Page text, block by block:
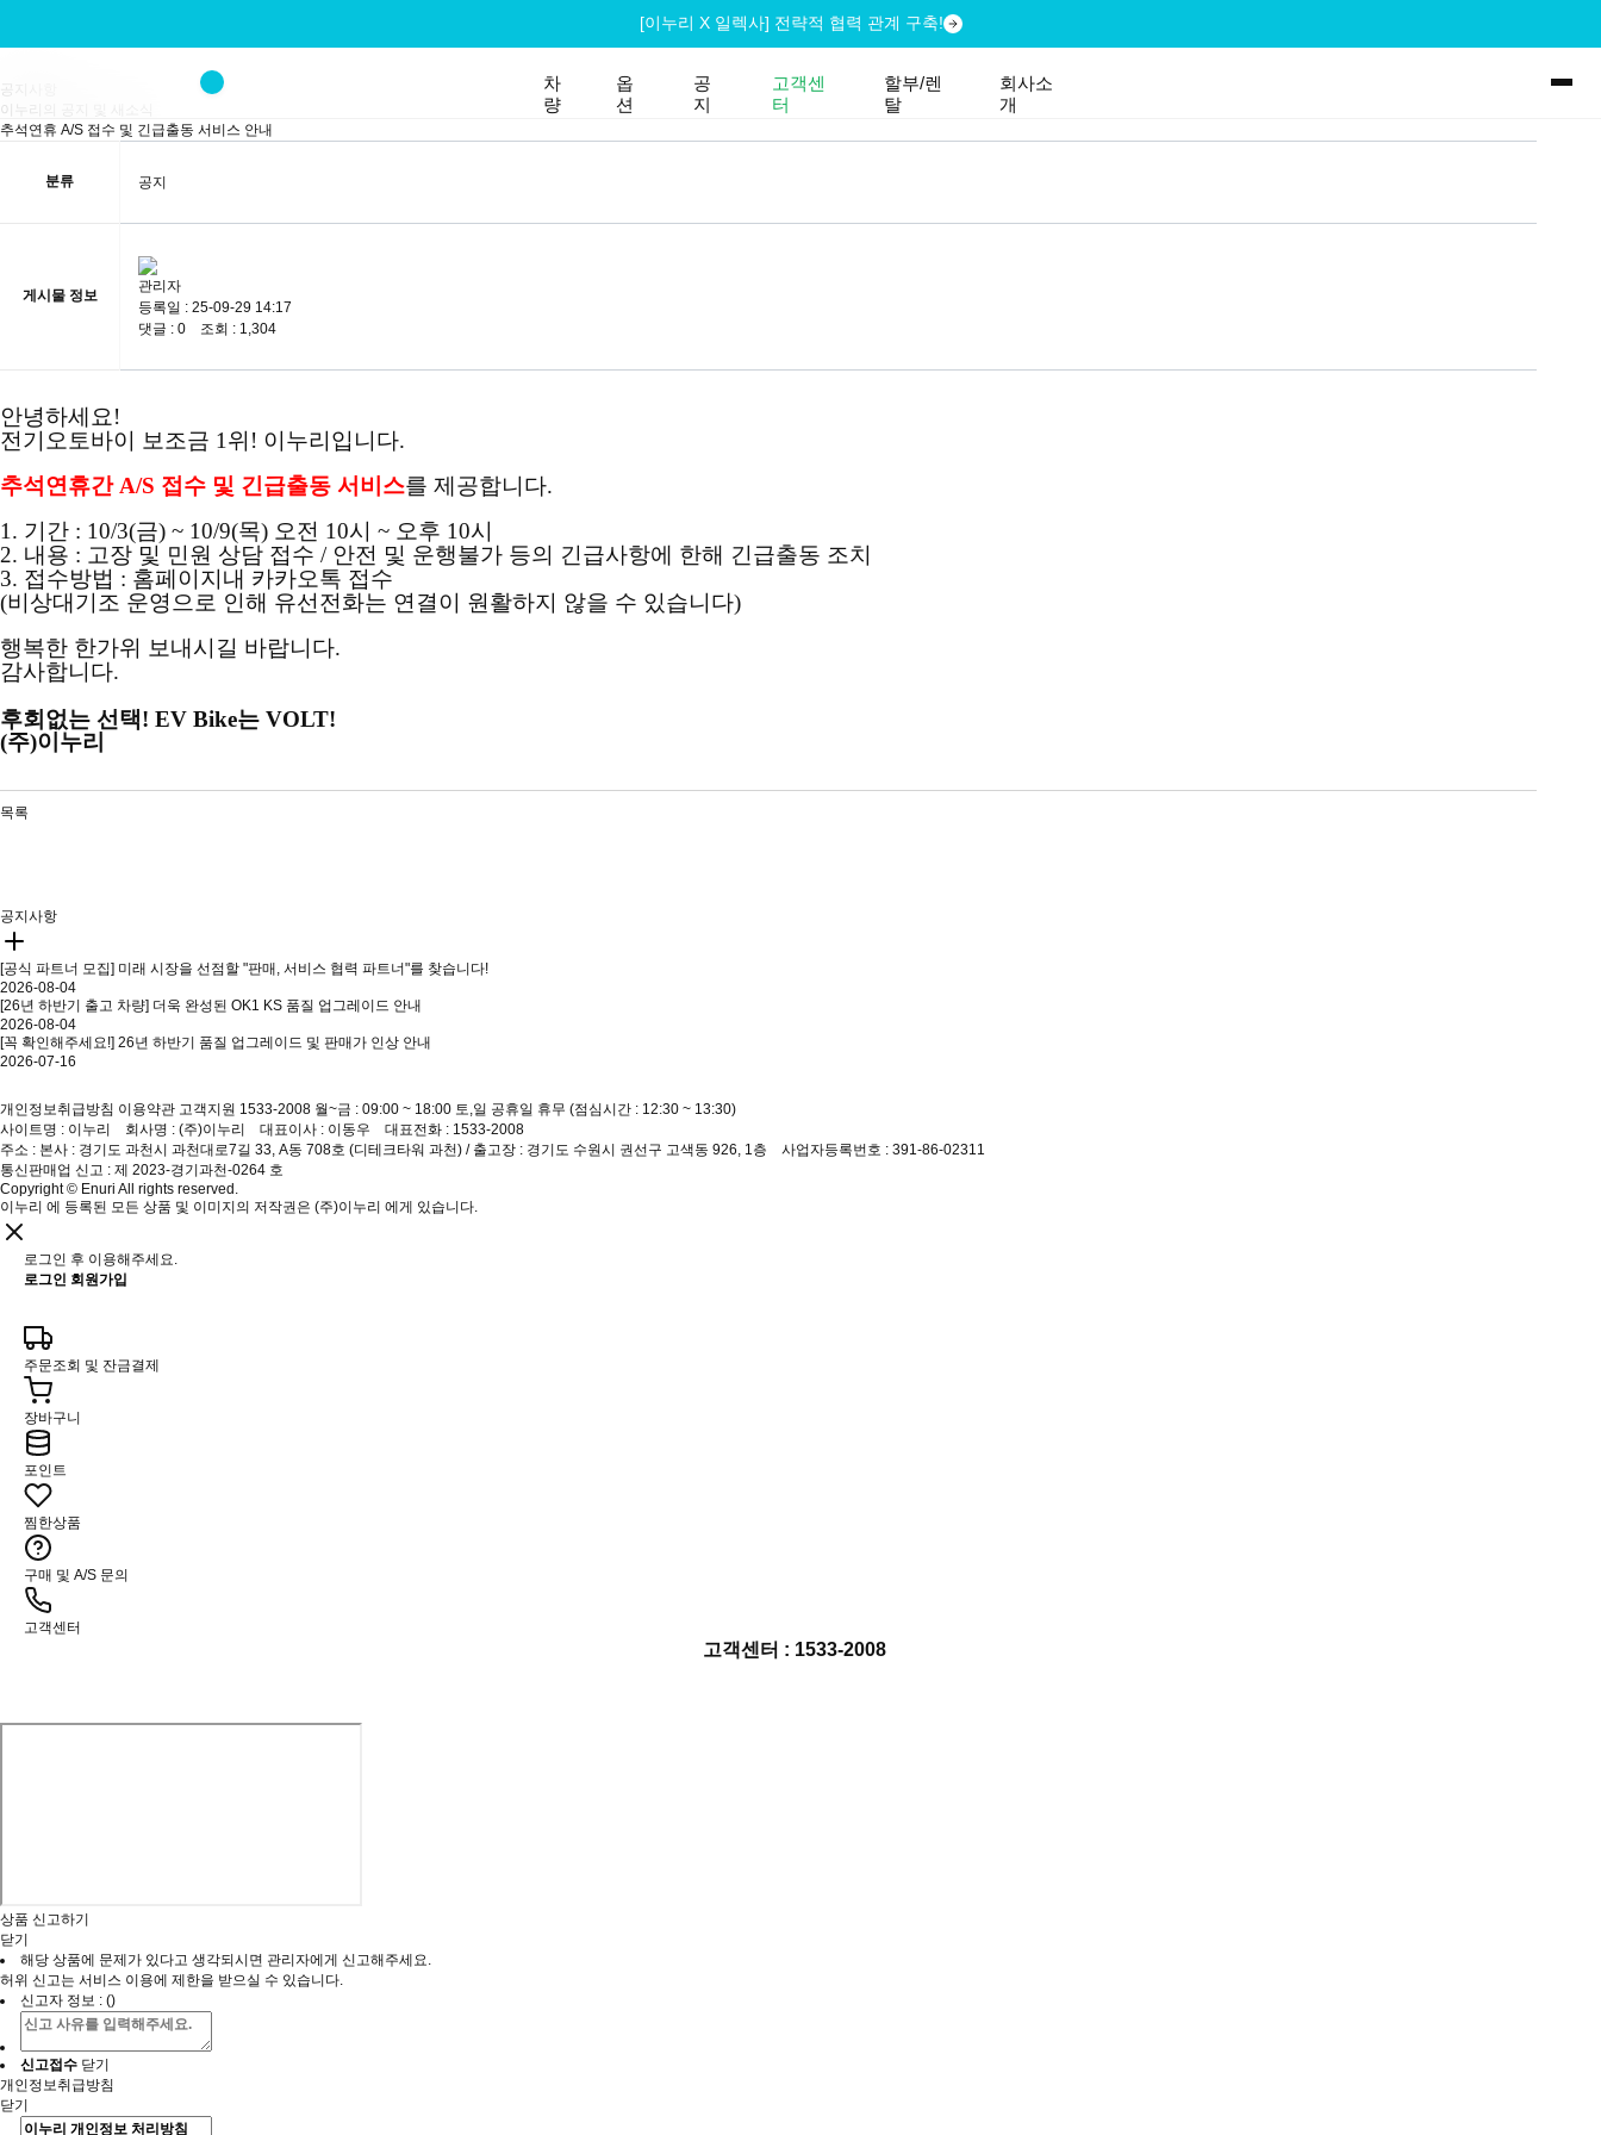
[이누리 X 일렉사] 전략적 협력 관계 구축!
차
량
옵
션
공
지
고객센
터
할부/렌
탈
회사소
개
공지사항
이누리의 공지 및 새소식
추석연휴 A/S 접수 및 긴급출동 서비스 안내
분류 공지
게시물 정보
관리자
등록일 : 25-09-29 14:17
댓글 : 0 조회 : 1,304
안녕하세요!
전기오토바이 보조금 1위! 이누리입니다.
추석연휴간 A/S 접수 및 긴급출동 서비스를 제공합니다.
1. 기간 : 10/3(금) ~ 10/9(목) 오전 10시 ~ 오후 10시
2. 내용 : 고장 및 민원 상담 접수 / 안전 및 운행불가 등의 긴급사항에 한해 긴급출동 조치
3. 접수방법 : 홈페이지내 카카오톡 접수
(비상대기조 운영으로 인해 유선전화는 연결이 원활하지 않을 수 있습니다)
행복한 한가위 보내시길 바랍니다.
감사합니다.
후회없는 선택! EV Bike는 VOLT!
(주)이누리
목록
공지사항
[공식 파트너 모집] 미래 시장을 선점할 "판매, 서비스 협력 파트너"를 찾습니다!
2026-08-04
[26년 하반기 출고 차량] 더욱 완성된 OK1 KS 품질 업그레이드 안내
2026-08-04
[꼭 확인해주세요!] 26년 하반기 품질 업그레이드 및 판매가 인상 안내
2026-07-16
개인정보취급방침 이용약관 고객지원 1533-2008 월~금 : 09:00 ~ 18:00 토,일 공휴일 휴무 (점심시간 : 12:30 ~ 13:30)
사이트명 : 이누리 회사명 : (주)이누리 대표이사 : 이동우 대표전화 : 1533-2008
주소 : 본사 : 경기도 과천시 과천대로7길 33, A동 708호 (디테크타워 과천) / 출고장 : 경기도 수원시 권선구 고색동 926, 1층 사업자등록번호 : 391-86-02311
통신판매업 신고 : 제 2023-경기과천-0264 호
Copyright © Enuri All rights reserved.
이누리 에 등록된 모든 상품 및 이미지의 저작권은 (주)이누리 에게 있습니다.
로그인 후 이용해주세요.
로그인 회원가입
주문조회 및 잔금결제
장바구니
포인트
찜한상품
구매 및 A/S 문의
고객센터
고객센터 : 1533-2008
상품 신고하기
닫기
해당 상품에 문제가 있다고 생각되시면 관리자에게 신고해주세요.
허위 신고는 서비스 이용에 제한을 받으실 수 있습니다.
신고자 정보 : ()
신고접수 닫기
개인정보취급방침
닫기